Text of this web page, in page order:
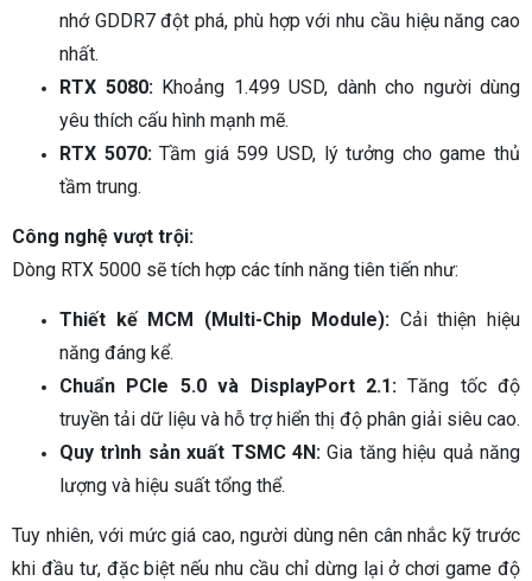
nhớ GDDR7 đột phá, phù hợp với nhu cầu hiệu năng cao
nhất.
RTX 5080:Khoảng 1.499 USD, dành cho người dùng
yêu thích cấu hình mạnh mẽ.
RTX 5070:Tầm giá 599 USD, lý tưởng cho game thủ
tầm trung.
Công nghệ vượt trội:
Dòng RTX 5000 sẽ tích hợp các tính năng tiên tiến như:
Thiết kế MCM (Multi-Chip Module): Cải thiện hiệu
năng đáng kể.
Chuẩn PCIe 5.0 và DisplayPort 2.1:Tăng tốc độ
truyền tải dữ liệu và hỗ trợ hiển thị độ phân giải siêu cao.
Quy trình sản xuất TSMC 4N: Gia tăng hiệu quả năng
lượng và hiệu suất tổng thể.
Tuy nhiên, với mức giá cao, người dùng nên cân nhắc kỹ trước
khi đầu tư, đặc biệt nếu nhu cầu chỉ dừng lại ở chơi game độ